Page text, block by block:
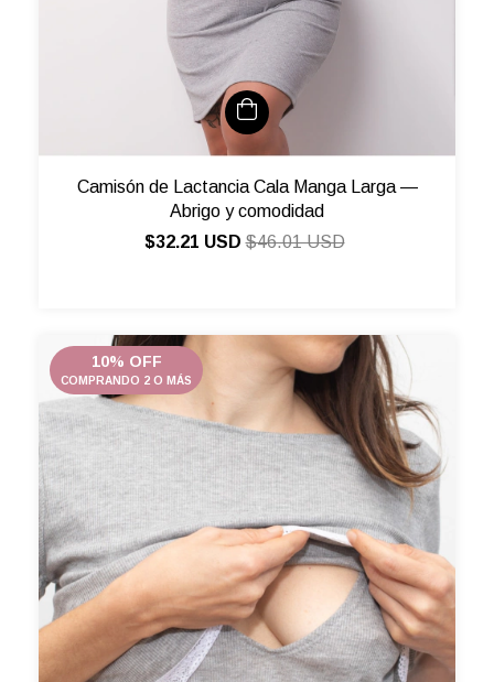
Camisón de Lactancia Cala Manga Larga —
Abrigo y comodidad
$32.21 USD$46.01 USD
10% OFF
COMPRANDO 2 O MÁS